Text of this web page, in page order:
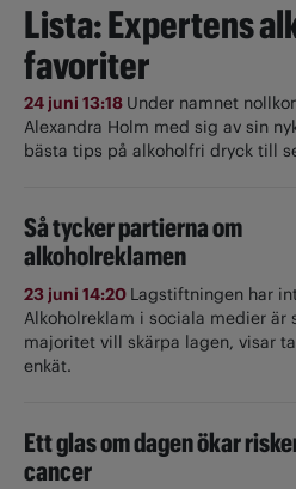
Lista: Expertens
favoriter
24 juni 13:18 Under namnet
Alexandra Holm med sig av sin
bästa tips på alkoholfri dryck till
Så tycker partierna om
alkoholreklamen
23 juni 14:20 Lagstiftningen har
Alkoholreklam i sociala medier är
majoritet vill skärpa lagen, visar
enkät.
Ett glas om dagen ökar
cancer